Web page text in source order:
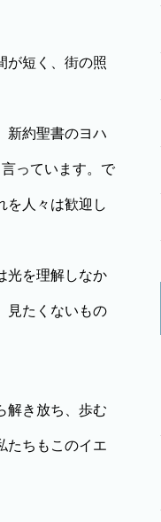
が短く、街の照
新約聖書のヨハ
っています。で
を人々は歓迎し
光を理解しなか
見たくないもの
解き放ち、歩む
たちもこのイエ